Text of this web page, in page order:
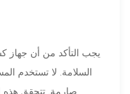
يجب التأكد من أن جهاز
السلامة. لا تستخدم
صارمة. تتحقق هذه